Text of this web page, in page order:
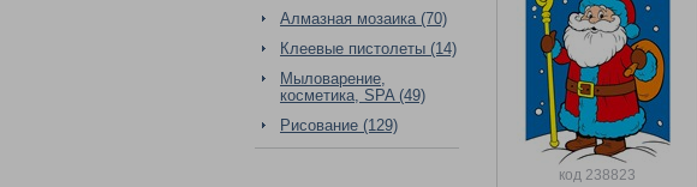
Алмазная мозаика (70)
Клеевые пистолеты (14)
Мыловарение,
косметика, SPA (49)
Рисование (129)
код 238823